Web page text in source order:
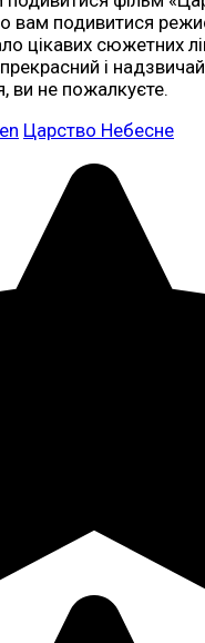
вам подивитися
цікавих сюжетних
і
ви не пожалкуєте.
Царство Небесне